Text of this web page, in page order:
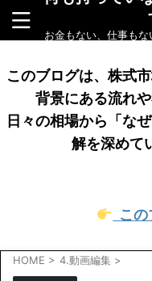
お金もない、仕事も
このブログは、株式
背景にある流れ
日々の相場から「な
解を深めて
こ
HOME > 4.動画編集 >